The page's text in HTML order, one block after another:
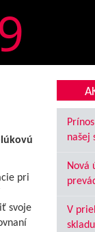
pri
svoje
našej
Nová
V